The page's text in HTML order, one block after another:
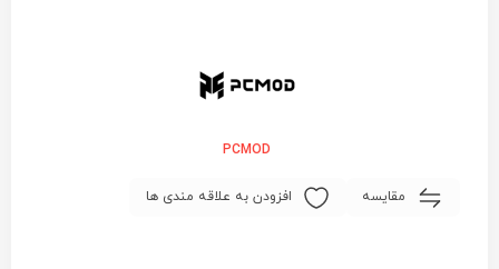
PCMOD
مقایسه افزودن به علاقه مندی ها